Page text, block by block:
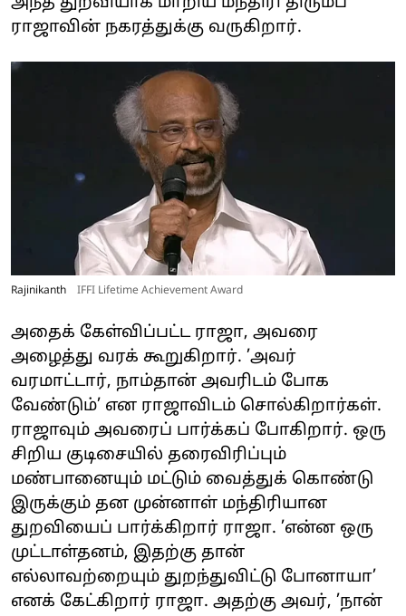
ராஜாவின் நகரத்துக்கு வருகிறார்.
Rajinikanth IFFI Lifetime Achievement Award
அதைக் கேள்விப்பட்ட ராஜா, அவரை
அழைத்து வரக் கூறுகிறார். ’அவர்
வரமாட்டார், நாம்தான் அவரிடம் போக
வேண்டும்’ என ராஜாவிடம் சொல்கிறார்கள்.
ராஜாவும் அவரைப் பார்க்கப் போகிறார். ஒரு
சிறிய குடிசையில் தரைவிரிப்பும்
மண்பானையும் மட்டும் வைத்துக் கொண்டு
இருக்கும் தன முன்னாள் மந்திரியான
துறவியைப் பார்க்கிறார் ராஜா. ’என்ன ஒரு
முட்டாள்தனம், இதற்கு தான்
எல்லாவற்றையும் துறந்துவிட்டு போனாயா’
எனக் கேட்கிறார் ராஜா. அதற்கு அவர், ’நான்